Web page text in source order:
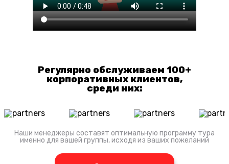
Регулярно обслуживаем 100+
корпоративных клиентов,
среди них:
Наши менеджеры составят оптимальную программу тура
именно для вашей группы, исходя из ваших пожеланий